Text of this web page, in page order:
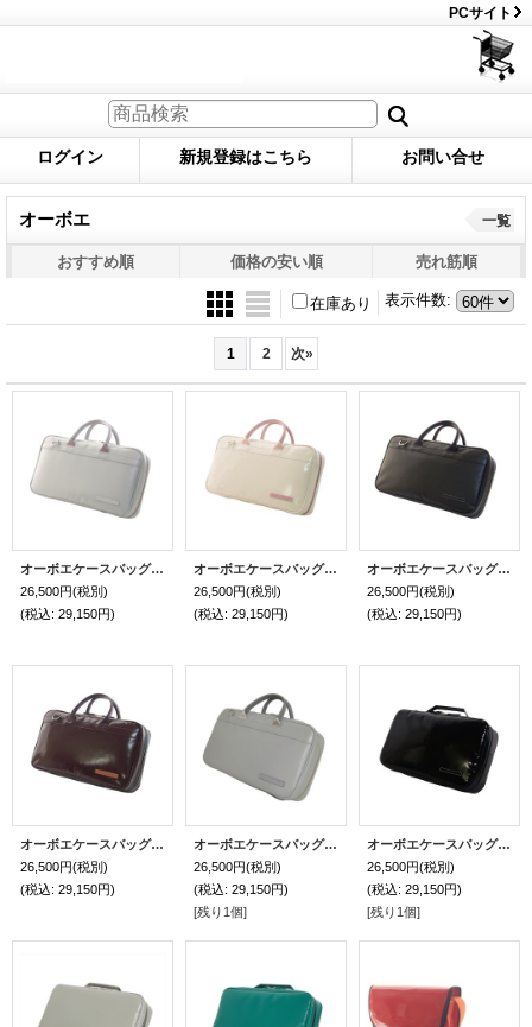
PCサイト
ログイン 新規登録はこちら お問い合せ
オーボエ 一覧
おすすめ順 価格の安い順 売れ筋順
表示件数:
在庫あり
1 2 次»
オーボエケースバッグ「The Mission３/wf」マットライトグレー/グレージュ
26,500円(税別)
(税込: 29,150円)
オーボエケースバッグ「The Mission３/wf」 ペールアイボリー / ピンクベージュ
26,500円(税別)
(税込: 29,150円)
オーボエケースバッグ「The Mission３/wf」 ソフトマットブラック/黒
26,500円(税別)
(税込: 29,150円)
オーボエケースバッグ「The Mission３/wf」 チョコ/キャメル
26,500円(税別)
(税込: 29,150円)
オーボエケースバッグ「The Mission３/wf」マットライトグレー/ベージュ
26,500円(税別)
(税込: 29,150円)
[残り1個]
オーボエケースバッグ 特注１本手型「The Mission３/wf」 ブラック/黒
26,500円(税別)
(税込: 29,150円)
[残り1個]